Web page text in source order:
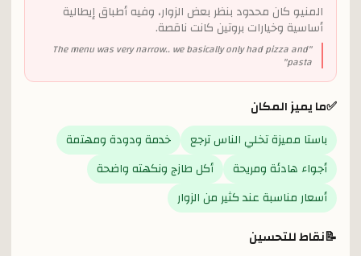
المنيو كان محدود بنظر بعض الزوار، وفيه أطباق إيطالية
أساسية وخيارات بروتين كانت ناقصة.
"
The menu was very narrow.. we basically only had pizza and
pasta
"
✅ما يميز المكان
باستا مميزة تخلي الناس ترجع
خدمة ودودة ومهتمة
أجواء هادئة ومريحة
أكل طازج ونكهته واضحة
أسعار مناسبة عند كثير من الزوار
📝نقاط للتحسين